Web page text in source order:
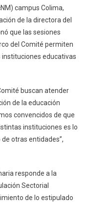
campus Colima,
de la directora del
que las sesiones
del Comité permiten
educativas
buscan atender
de la educación
convencidos de que
instituciones es lo
otras entidades”,
responde a la
Sectorial
de lo estipulado